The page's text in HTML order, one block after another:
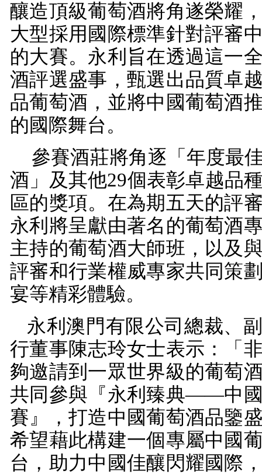
釀造頂級葡萄酒將角遂榮耀
大型採用國際標準針對評審
的大賽。永利旨在透過這一
酒評選盛事，甄選出品質卓
品葡萄酒，並將中國葡萄酒
的國際舞台。
參賽酒莊將角逐「年度最
酒」及其他29個表彰卓越品
區的獎項。在為期五天的評
永利將呈獻由著名的葡萄酒
主持的葡萄酒大師班，以及
評審和行業權威專家共同策
宴等精彩體驗。
永利澳門有限公司總裁、
行董事陳志玲女士表示：「
夠邀請到一眾世界級的葡萄
共同參與『永利臻典——中
賽』，打造中國葡萄酒品鑒
希望藉此構建一個專屬中國
台，助力中國佳釀閃耀國際